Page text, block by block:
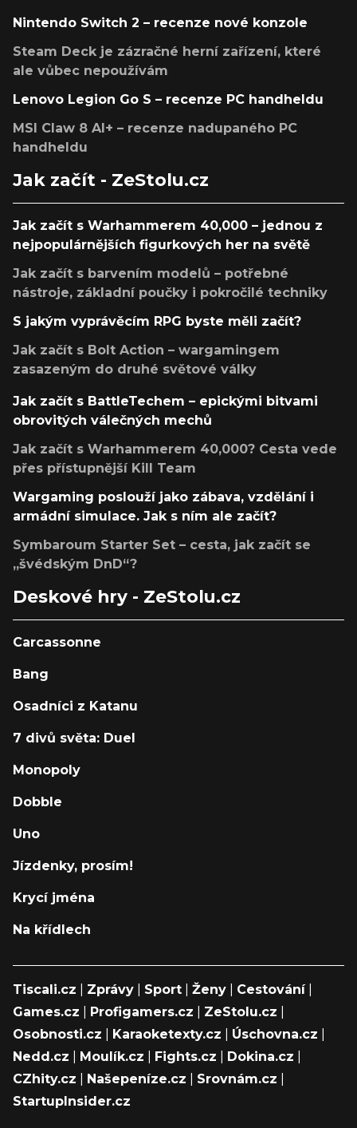
Nintendo Switch 2 – recenze nové konzole
Steam Deck je zázračné herní zařízení, které
ale vůbec nepoužívám
Lenovo Legion Go S – recenze PC handheldu
MSI Claw 8 AI+ – recenze nadupaného PC
handheldu
Jak začít - ZeStolu.cz
Jak začít s Warhammerem 40,000 – jednou z
nejpopulárnějších figurkových her na světě
Jak začít s barvením modelů – potřebné
nástroje, základní poučky i pokročilé techniky
S jakým vyprávěcím RPG byste měli začít?
Jak začít s Bolt Action – wargamingem
zasazeným do druhé světové války
Jak začít s BattleTechem – epickými bitvami
obrovitých válečných mechů
Jak začít s Warhammerem 40,000? Cesta vede
přes přístupnější Kill Team
Wargaming poslouží jako zábava, vzdělání i
armádní simulace. Jak s ním ale začít?
Symbaroum Starter Set – cesta, jak začít se
„švédským DnD“?
Deskové hry - ZeStolu.cz
Carcassonne
Bang
Osadníci z Katanu
7 divů světa: Duel
Monopoly
Dobble
Uno
Jízdenky, prosím!
Krycí jména
Na křídlech
Tiscali.cz Zprávy Sport Ženy Cestování|
Games.cz
Profigamers.cz ZeStolu.cz
Osobnosti.cz
Karaoketexty.cz Úschovna.cz
Nedd.cz
Moulík.cz Fights.cz Dokina.cz
CZhity.cz
Našepeníze.cz Srovnám.cz
StartupInsider.cz